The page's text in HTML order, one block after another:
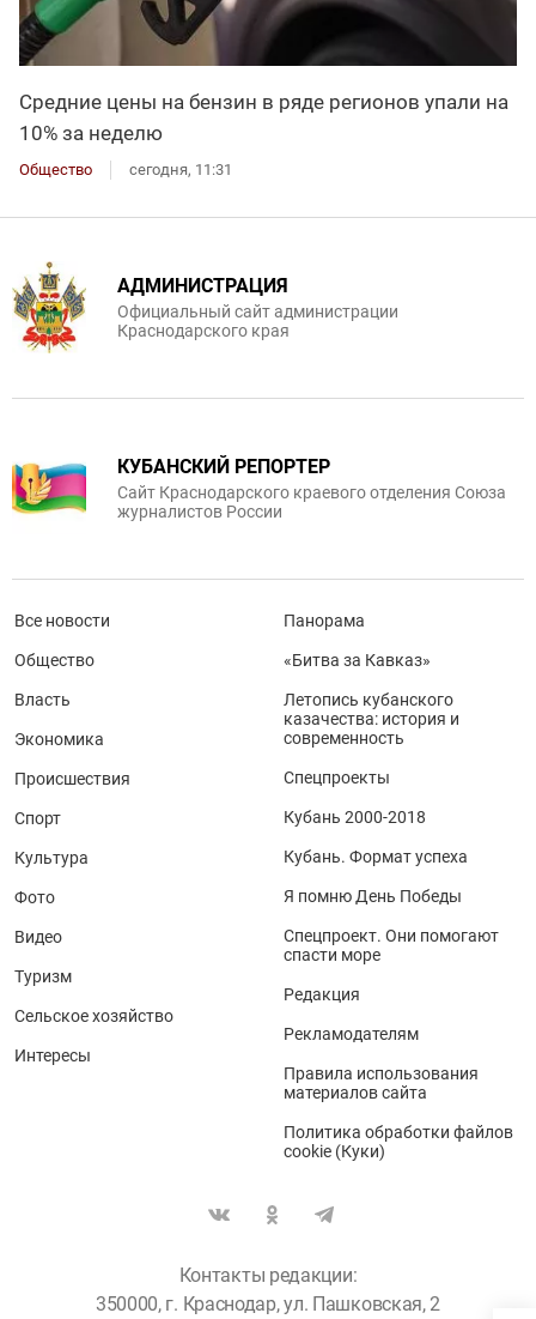
Средние цены на бензин в ряде регионов упали на
10% за неделю
Общество сегодня, 11:31
АДМИНИСТРАЦИЯ
Официальный сайт администрации
Краснодарского края
КУБАНСКИЙ РЕПОРТЕР
Сайт Краснодарского краевого отделения Союза
журналистов России
Все новости
Общество
Власть
Экономика
Происшествия
Спорт
Культура
Фото
Видео
Туризм
Сельское хозяйство
Интересы
Панорама
«Битва за Кавказ»
Летопись кубанского
казачества: история и
современность
Спецпроекты
Кубань 2000-2018
Кубань. Формат успеха
Я помню День Победы
Спецпроект. Они помогают
спасти море
Редакция
Рекламодателям
Правила использования
материалов сайта
Политика обработки файлов
cookie (Куки)
Контакты редакции:
350000, г. Краснодар, ул. Пашковская, 2